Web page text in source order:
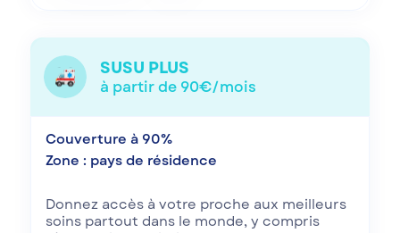
SUSU PLUS
à partir de 90€/mois
Couverture à 90%
Zone : pays de résidence
Donnez accès à votre proche aux meilleurs
soins partout dans le monde, y compris